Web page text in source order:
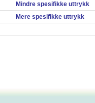
Mindre spesifikke uttrykk
Mere spesifikke uttrykk